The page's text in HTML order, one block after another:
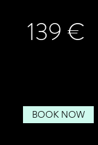
139 €
BOOK NOW